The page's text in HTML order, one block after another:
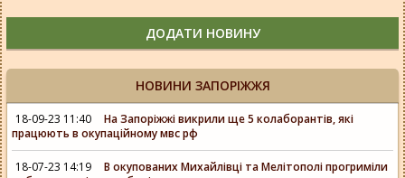
ДОДАТИ НОВИНУ
НОВИНИ ЗАПОРІЖЖЯ
18-09-23 11:40
На Запоріжжі викрили ще 5 колаборантів, які
працюють в окупаційному мвс рф
18-07-23 14:19
В окупованих Михайлівці та Мелітополі прогриміли